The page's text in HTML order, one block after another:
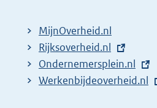
l
i
n
k
MijnOverheid.nl
E
x
t
Rijksoverheid.nl
E
x
Ondernemersplein.nl
E
Werkenbijdeoverheid.nl